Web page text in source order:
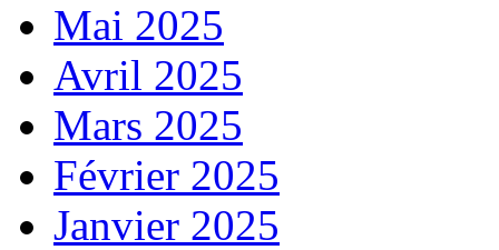
Mai 2025
Avril 2025
Mars 2025
Février 2025
Janvier 2025